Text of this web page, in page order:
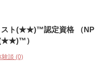
スト(★★)™認定資格 （NP
）
験談 (0)